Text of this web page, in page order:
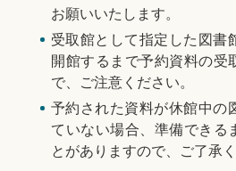
お願いいたします。
受取館として指定した図書
開館するまで予約資料の受
で、ご注意ください。
予約された資料が休館中の
ていない場合、準備できる
とがありますので、ご了承く